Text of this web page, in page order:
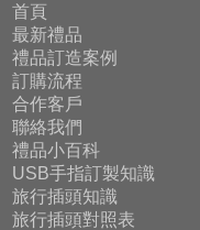
首頁
最新禮品
禮品訂造案例
訂購流程
合作客戶
聯絡我們
禮品小百科
USB手指訂製知識
旅行插頭知識
旅行插頭對照表